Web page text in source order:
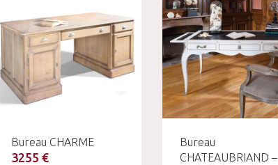
Bureau CHARME
3255 €
Bureau
CHATEAUBRIAND –